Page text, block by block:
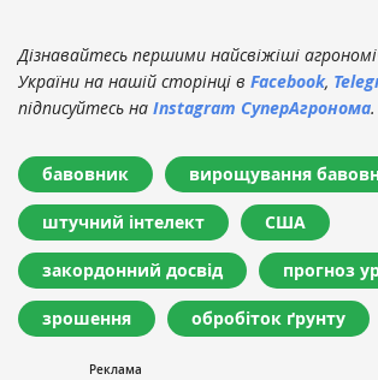
Дізнавайтесь першими найсвіжіші
України на нашій сторінці в Facebook,
підписуйтесь на Instagram СуперАгронома.
бавовник вирощування
штучний інтелект США
закордонний досвід прогноз
зрошення обробіток ґрунту